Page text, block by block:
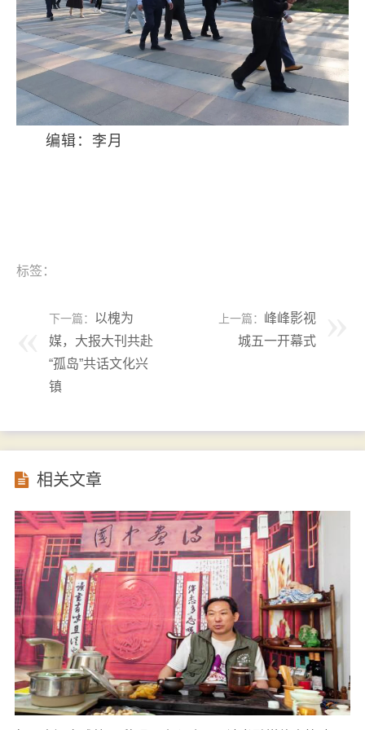
编辑：李月
标签：
下一篇： 以槐为
媒，大报大刊共赴
“孤岛”共话文化兴
镇
上一篇： 峰峰影视
城五一开幕式
相关文章